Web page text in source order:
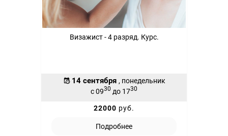
Визажист - 4 разряд. Курс.
14 сентября , понедельник
с 0930 до 1730
22000 руб.
Подробнее